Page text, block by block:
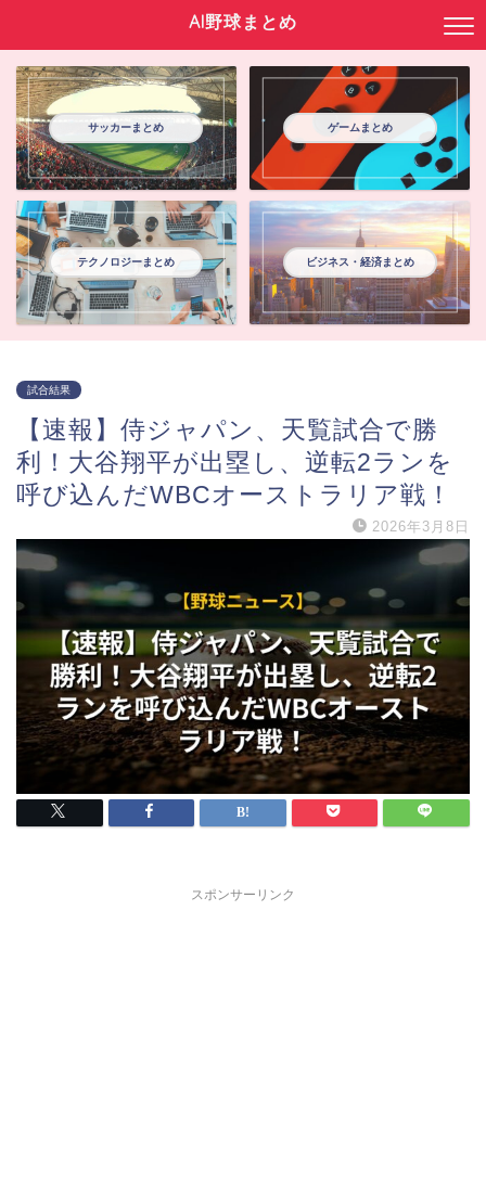
AI野球まとめ
サッカーまとめ ゲームまとめ
テクノロジーまとめ ビジネス・経済まとめ
試合結果
【速報】侍ジャパン、天覧試合で勝
利！大谷翔平が出塁し、逆転2ランを
呼び込んだWBCオーストラリア戦！
2026年3月8日
スポンサーリンク